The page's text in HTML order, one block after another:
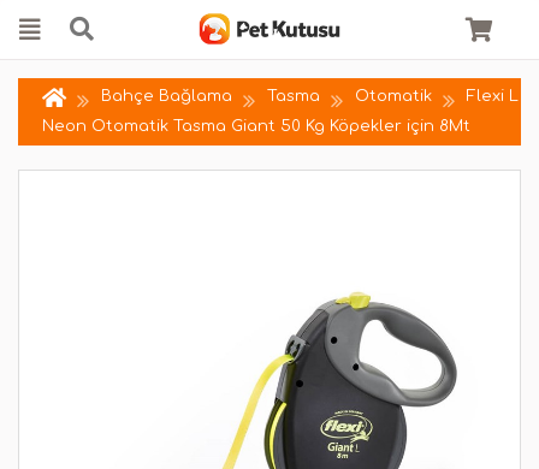
Bahçe Bağlama Tasma Otomatik
Flexi L
Neon Otomatik Tasma Giant 50 Kg Köpekler için 8Mt